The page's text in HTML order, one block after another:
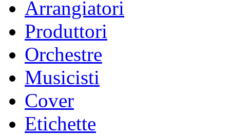
Arrangiatori
Produttori
Orchestre
Musicisti
Cover
Etichette